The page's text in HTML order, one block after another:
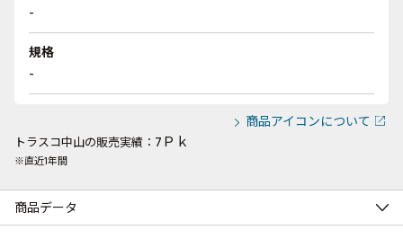
-
規格
-
商品アイコンについて
トラスコ中山の販売実績： 7Ｐｋ
※直近1年間
商品データ